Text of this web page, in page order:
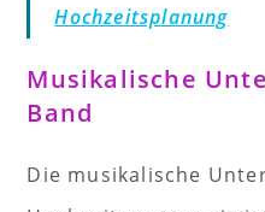
Hochzeitsplanung
Musikalische
Band
Die musikalische